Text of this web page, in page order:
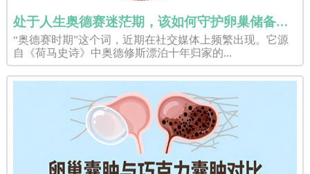
处于人生奥德赛迷茫期，该如何守护卵巢储备规划赴美试管婴儿？
“奥德赛时期”这个词，近期在社交媒体上频繁出现。它源
自《荷马史诗》中奥德修斯漂泊十年归家的...